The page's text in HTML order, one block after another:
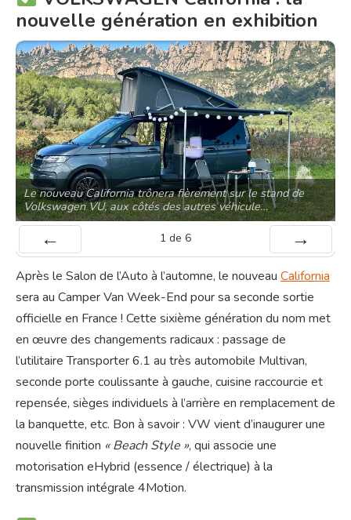
nouvelle génération en exhibition
Le nouveau California trônera fièrement sur le stand de
Volkswagen VU, aux côtés des autres véhicule…
1 de 6
Après le Salon de l’Auto à l’automne, le nouveau California
sera au Camper Van Week-End pour sa seconde sortie
officielle en France ! Cette sixième génération du nom met
en œuvre des changements radicaux : passage de
l’utilitaire Transporter 6.1 au très automobile Multivan,
seconde porte coulissante à gauche, cuisine raccourcie et
repensée, sièges individuels à l’arrière en remplacement de
la banquette, etc. Bon à savoir : VW vient d’inaugurer une
nouvelle finition « Beach Style », qui associe une
motorisation eHybrid (essence / électrique) à la
transmission intégrale 4Motion.